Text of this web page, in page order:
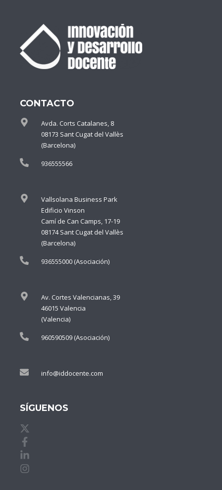
CONTACTO
Avda. Corts Catalanes, 8
08173 Sant Cugat del Vallès
(Barcelona)
936555566
Vallsolana Business Park
Edificio Vinson
Camí de Can Camps, 17-19
08174 Sant Cugat del Vallès
(Barcelona)
936555000 (Asociación)
Av. Cortes Valencianas, 39
46015 Valencia
(Valencia)
960590509 (Asociación)
info@iddocente.com
SÍGUENOS